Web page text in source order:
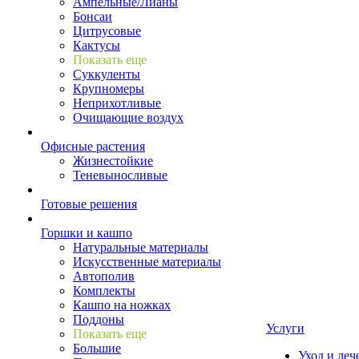
Бонсаи
Цитрусовые
Кактусы
Показать еще
Суккуленты
Крупномеры
Неприхотливые
Очищающие воздух
Офисные растения
Жизнестойкие
Теневыносливые
Готовые решения
Горшки и кашпо
Натуральные материалы
Искусственные материалы
Автополив
Комплекты
Кашпо на ножках
Поддоны
Показать еще
Большие
Услуги
Уход и